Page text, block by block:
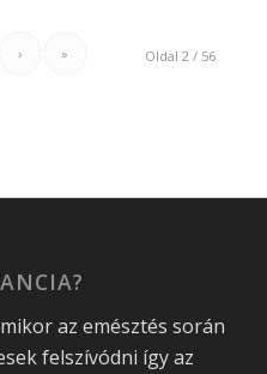
Oldal 2 / 56
› »
az emésztés során
felszívódni így az